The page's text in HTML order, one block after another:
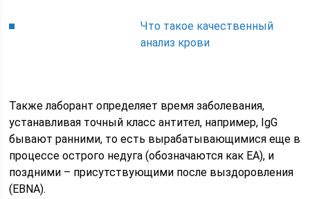
Что такое качественный
анализ крови
Также лаборант определяет время заболевания,
устанавливая точный класс антител, например, IgG
бывают ранними, то есть вырабатывающимися еще в
процессе острого недуга (обозначаются как ЕА), и
поздними – присутствующими после выздоровления
(EBNA).